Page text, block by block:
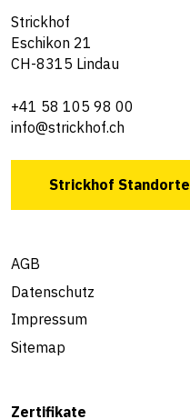
Strickhof
Eschikon 21
CH-8315 Lindau
+41 58 105 98 00
info@strickhof.ch
Strickhof Standorte
AGB
Datenschutz
Impressum
Sitemap
Zertifikate